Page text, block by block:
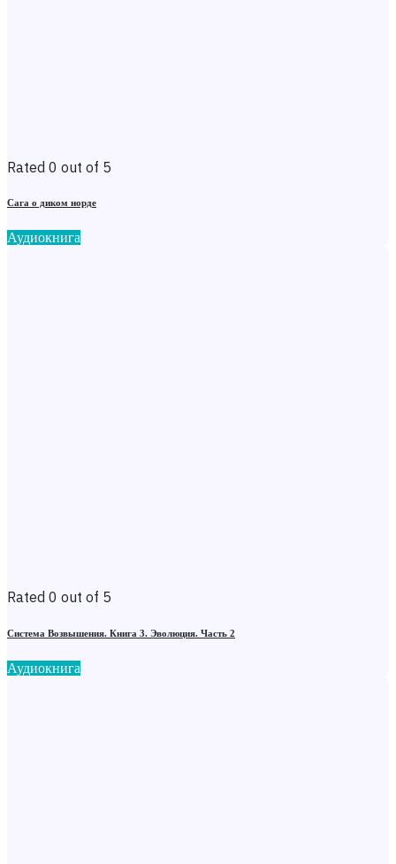
Rated 0 out of 5
Сага о диком норде
Аудиокнига
Rated 0 out of 5
Система Возвышения. Книга 3. Эволюция. Часть 2
Аудиокнига